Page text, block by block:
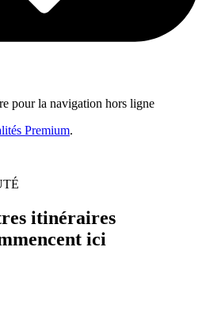
pour la navigation hors ligne
Premium.
itinéraires
ici